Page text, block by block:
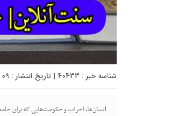
شناسه خبر : 40433 | تاریخ انتشار : 09 ژانویه 2023 - 12:56 | 1028 بازدید | تعداد دیدگاه :
انسان‌ها، احزاب و حکومت‌هایی که برای